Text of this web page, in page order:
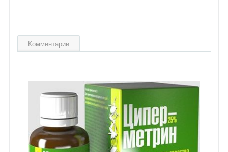
Комментарии